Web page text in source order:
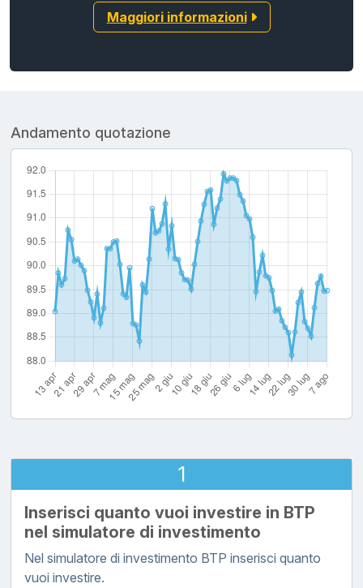
Maggiori informazioni
Andamento quotazione
1
Inserisci quanto vuoi investire in BTP
nel simulatore di investimento
Nel simulatore di investimento BTP inserisci quanto
vuoi investire.